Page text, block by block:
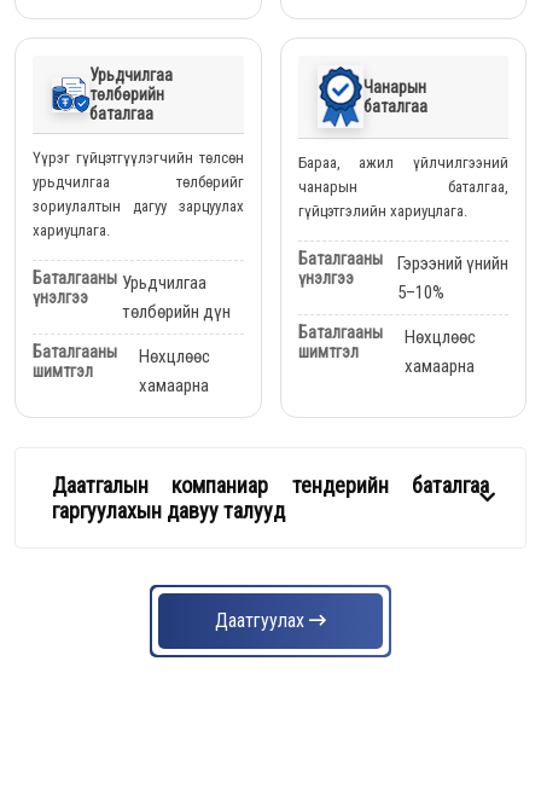
Урьдчилгаа
төлбөрийн
баталгаа
Үүрэг гүйцэтгүүлэгчийн төлсөн
урьдчилгаа төлбөрийг
зориулалтын дагуу зарцуулах
хариуцлага.
Баталгааны
үнэлгээ
Урьдчилгаа
төлбөрийн дүн
Баталгааны
шимтгэл
Нөхцлөөс
хамаарна
Чанарын
баталгаа
Бараа, ажил үйлчилгээний
чанарын баталгаа,
гүйцэтгэлийн хариуцлага.
Баталгааны
үнэлгээ
Гэрээний үнийн
5–10%
Баталгааны
шимтгэл
Нөхцлөөс
хамаарна
Даатгалын компаниар тендерийн баталгаа
гаргуулахын давуу талууд
Даатгуулах